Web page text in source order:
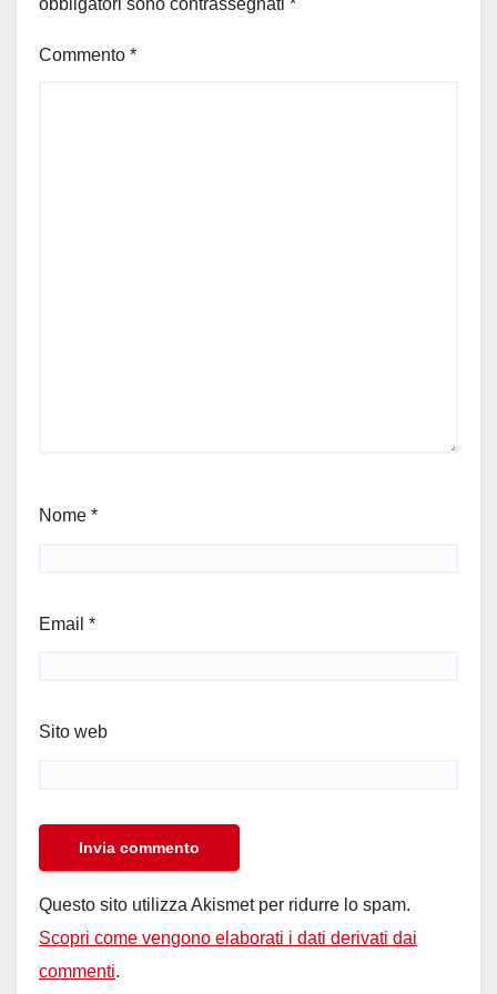
obbligatori sono contrassegnati *
Commento *
Nome *
Email *
Sito web
Questo sito utilizza Akismet per ridurre lo spam.
Scopri come vengono elaborati i dati derivati dai
commenti.